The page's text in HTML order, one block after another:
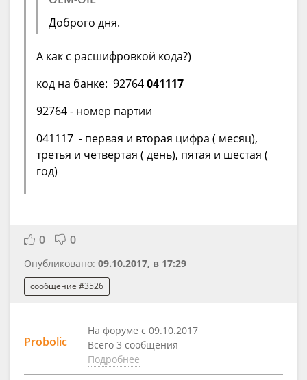
Доброго дня.
А как с расшифровкой кода?)
код на банке: 92764041117
92764 - номер партии
041117 - первая и вторая цифра ( месяц),
третья и четвертая ( день), пятая и шестая (
год)
0 0
Опубликовано: 09.10.2017, в 17:29
сообщение #3526
Probolic
На форуме с 09.10.2017
Всего 3 сообщения
Подробнее